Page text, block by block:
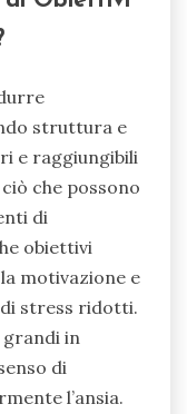
struttura e
e raggiungibili
che possono
di
obiettivi
motivazione e
stress ridotti.
in
di
l’ansia.